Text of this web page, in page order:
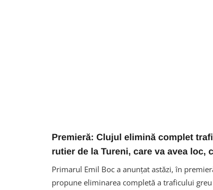
Premieră: Clujul elimină complet
rutier de la Tureni, care va avea
Primarul Emil Boc a anunțat astăzi, în
propune eliminarea completă a traficului